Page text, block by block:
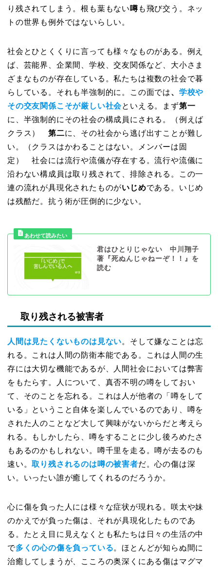
り残されてしまう。根も葉もない 噂も飛び交う。ネッ
トの世界も例外ではないらしい。
社会とひとくくりに言っても様々なものがある。例え
ば、芸能界、企業間、学校、交友関係など、大小さま
ざまなものが存在している。私たちは複数の社会で暮
らしている。それも半強制的に。この面では、 学校や
その交友関係こそが厳しい社会といえる。まず第一
に、半強制的にその社会の構成員にされる。（例えば
クラス） 第二に、その社会から逃げ出すことが難し
い。（クラスはかわることはない。メンバーは固
定） 社会には流行や流儀が存在する。流行や流儀に
沿わない構成員は取り残されて、排除される。この一
連の流れが具現化されたものがいじめである。いじめ
は残酷だ。抗う術が圧倒的に少ない。
君はひとりじゃない 中川翔子
著『死ぬんじゃねーぞ！！』を
読む
取り残される被害者
人間は見たくないものは見ない。そして嫌なことは忘
れる。これは人間の防衛本能である。これは人間の生
存には大切な機能であるが、人間社会においては弊害
をもたらす。人について、真否不明の噂をしておい
て、そのことを忘れる。これは人が他者の「噂をして
いる」ということ自体を楽しんでいるのであり、噂を
された人のことなど大して興味がないからだと考えら
れる。もしかしたら、噂をすることに少し後ろめたさ
もあるのかもしれない。噂千里を走る。噂が去るのも
速い。取り残されるのは噂の被害者だ。心の傷は深
い。いったい誰が癒してくれるのだろうか。
心に傷を負った人には様々な症状が現れる。咲太や妹
のかえでが負った傷は、それが具現化したものであ
る。たとえ目に見えなくとも私たちは日々の生活の中
で多くの心の傷を負っている。ほとんどが知らぬ間に
治癒してしまうが、こころの奥深くにある傷はマグマ